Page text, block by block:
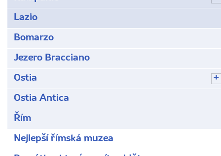
Lazio
Bomarzo
Jezero Bracciano
Ostia
Ostia Antica
Řím
Nejlepší římská muzea